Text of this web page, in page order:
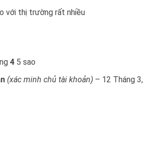
với thị trường rất nhiều
4 5 sao
(xác minh chủ tài khoản) – 12 Tháng 3,